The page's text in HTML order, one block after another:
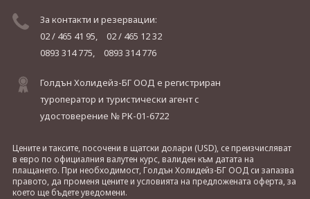
За контакти и резервации:
02 / 465 41 95,
02 / 465 12 32
0893 314 775,
0893 314 776
Голдън Холидейз-БГ ООД е регистриран
туроператор и туристически агент с
удостоверение № РК-01-6722
Цените и таксите, посочени в щатски долари (USD), се преизчисляват
в евро по официалния валутен курс, валиден към датата на
плащането. При необходимост, Голдън Холидейз-БГ ООД си запазва
правото, да променя цените и условията на предложената оферта, за
което ще бъдете уведомени.